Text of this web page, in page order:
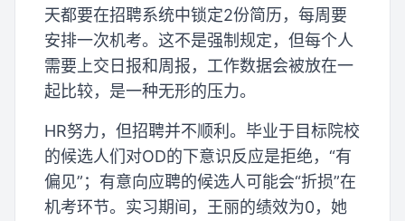
天都要在招聘系统中锁定2份简历，每周要
安排一次机考。这不是强制规定，但每个人
需要上交日报和周报，工作数据会被放在一
起比较，是一种无形的压力。
HR努力，但招聘并不顺利。毕业于目标院校
的候选人们对OD的下意识反应是拒绝，“有
偏见”；有意向应聘的候选人可能会“折损”在
机考环节。实习期间，王丽的绩效为0，她